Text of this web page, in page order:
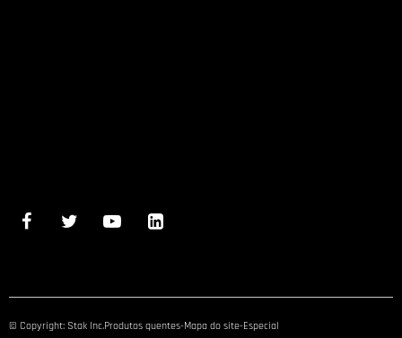
© Copyright: Stak Inc.Produtos quentes-Mapa do site-Especial